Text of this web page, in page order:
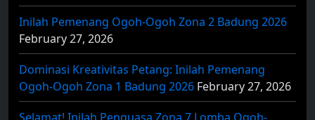
Inilah Pemenang Ogoh-Ogoh Zona 2 Badung 2026
February 27, 2026
Dominasi Kreativitas Petang: Inilah Pemenang
Ogoh-Ogoh Zona 1 Badung 2026 February 27, 2026